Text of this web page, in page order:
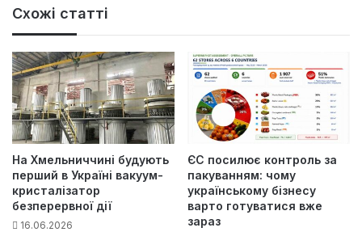
Схожі статті
На Хмельниччині будують
перший в Україні вакуум-
кристалізатор
безперервної дії
16.06.2026
ЄС посилює контроль за
пакуванням: чому
українському бізнесу
варто готуватися вже
зараз